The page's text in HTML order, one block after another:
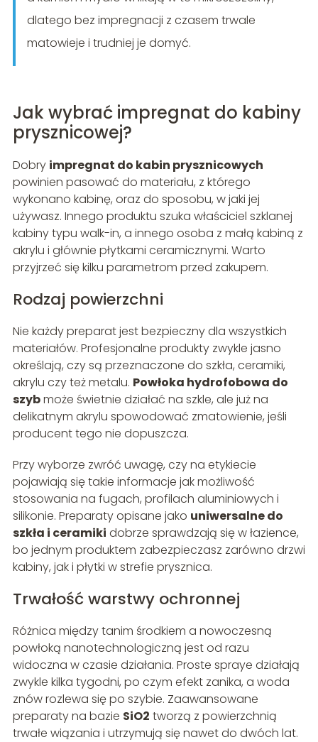
dlatego bez impregnacji z czasem trwale
matowieje i trudniej je domyć.
Jak wybrać impregnat do kabiny
prysznicowej?
Dobry impregnat do kabin prysznicowych
powinien pasować do materiału, z którego
wykonano kabinę, oraz do sposobu, w jaki jej
używasz. Innego produktu szuka właściciel szklanej
kabiny typu walk-in, a innego osoba z małą kabiną z
akrylu i głównie płytkami ceramicznymi. Warto
przyjrzeć się kilku parametrom przed zakupem.
Rodzaj powierzchni
Nie każdy preparat jest bezpieczny dla wszystkich
materiałów. Profesjonalne produkty zwykle jasno
określają, czy są przeznaczone do szkła, ceramiki,
akrylu czy też metalu. Powłoka hydrofobowa do
szybmoże świetnie działać na szkle, ale już na
delikatnym akrylu spowodować zmatowienie, jeśli
producent tego nie dopuszcza.
Przy wyborze zwróć uwagę, czy na etykiecie
pojawiają się takie informacje jak możliwość
stosowania na fugach, profilach aluminiowych i
silikonie. Preparaty opisane jako uniwersalne do
szkła i ceramiki dobrze sprawdzają się w łazience,
bo jednym produktem zabezpieczasz zarówno drzwi
kabiny, jak i płytki w strefie prysznica.
Trwałość warstwy ochronnej
Różnica między tanim środkiem a nowoczesną
powłoką nanotechnologiczną jest od razu
widoczna w czasie działania. Proste spraye działają
zwykle kilka tygodni, po czym efekt zanika, a woda
znów rozlewa się po szybie. Zaawansowane
preparaty na bazie SiO2 tworzą z powierzchnią
trwałe wiązania i utrzymują się nawet do dwóch lat.